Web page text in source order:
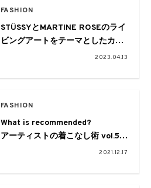
FASHION
STÜSSYとMARTINE ROSEのライ
ビングアートをテーマとしたカプ
2023.04.13
FASHION
What is recommended?
アーティストの着こなし術 vol.5
2021.12.17